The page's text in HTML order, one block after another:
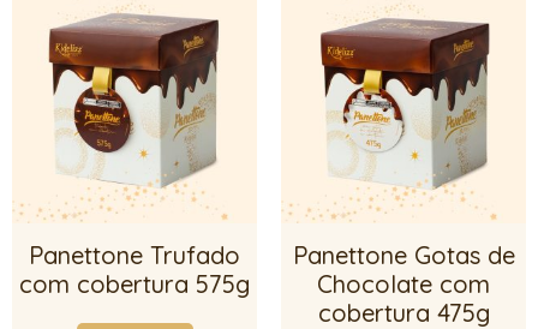
Panettone Trufado
com cobertura 575g
Panettone Gotas de
Chocolate com
cobertura 475g